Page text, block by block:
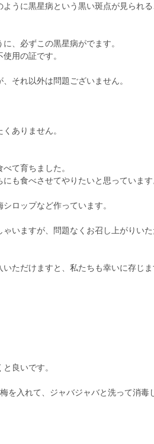
うに黒星病という黒い斑点が見られ
、必ずこの黒星病がでます。
用の証です。
それ以外は問題ございません。
ありません。
て育ちました。
も食べさせてやりたいと思っています
ロップなど作っています。
いますが、問題なくお召し上がりいた
ただけますと、私たちも幸いに存じま
良いです。
を入れて、ジャバジャバと洗って消毒